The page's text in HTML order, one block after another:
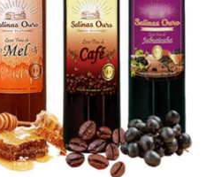
dedicado a cada gota dessa